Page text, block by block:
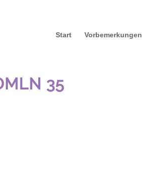
Start Vorbemerkungen
35